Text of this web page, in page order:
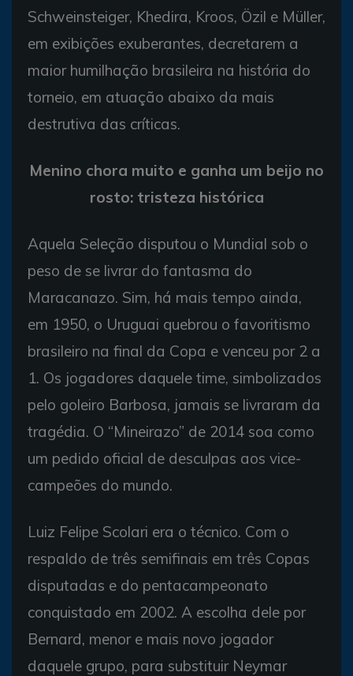
Schweinsteiger, Khedira, Kroos, Özil e Müller,
em exibições exuberantes, decretarem a
maior humilhação brasileira na história do
torneio, em atuação abaixo da mais
destrutiva das críticas.
Menino chora muito e ganha um beijo no
rosto: tristeza histórica
Aquela Seleção disputou o Mundial sob o
peso de se livrar do fantasma do
Maracanazo. Sim, há mais tempo ainda,
em 1950, o Uruguai quebrou o favoritismo
brasileiro na final da Copa e venceu por 2 a
1. Os jogadores daquele time, simbolizados
pelo goleiro Barbosa, jamais se livraram da
tragédia. O “Mineirazo” de 2014 soa como
um pedido oficial de desculpas aos vice-
campeões do mundo.
Luiz Felipe Scolari era o técnico. Com o
respaldo de três semifinais em três Copas
disputadas e do pentacampeonato
conquistado em 2002. A escolha dele por
Bernard, menor e mais novo jogador
daquele grupo, para substituir Neymar